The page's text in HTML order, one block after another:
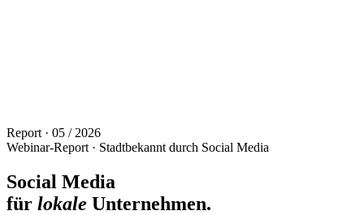
Report · 05 / 2026
Webinar-Report · Stadtbekannt durch Social Media
Social Media
für lokale Unternehmen.